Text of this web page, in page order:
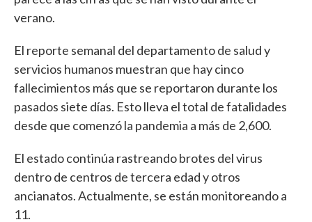
verano.
El reporte semanal del departamento de salud y
servicios humanos muestran que hay cinco
fallecimientos más que se reportaron durante los
pasados siete días. Esto lleva el total de fatalidades
desde que comenzó la pandemia a más de 2,600.
El estado continúa rastreando brotes del virus
dentro de centros de tercera edad y otros
ancianatos. Actualmente, se están monitoreando a
11.